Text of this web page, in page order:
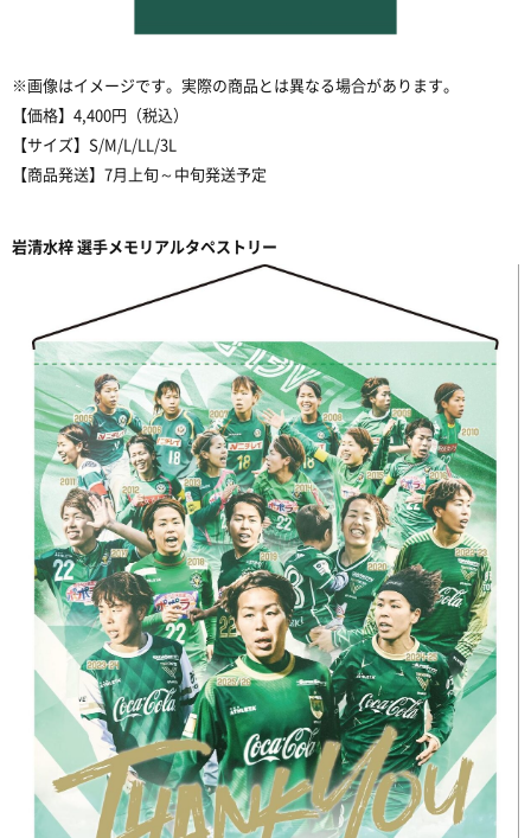
※画像はイメージです。実際の商品とは異なる場合があります。
【価格】4,400円（税込）
【サイズ】S/M/L/LL/3L
【商品発送】7月上旬～中旬発送予定
岩清水梓 選手メモリアルタペストリー